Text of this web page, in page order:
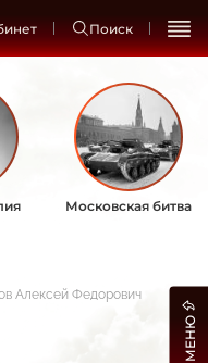
Поиск
Московская битва
Алексей Федорович
МЕНЮ